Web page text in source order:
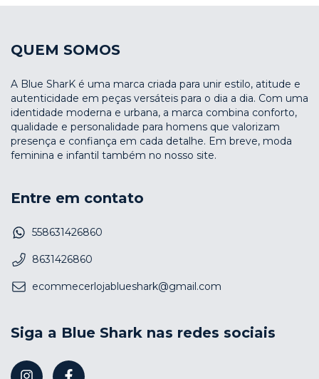
QUEM SOMOS
A Blue SharK é uma marca criada para unir estilo, atitude e
autenticidade em peças versáteis para o dia a dia. Com uma
identidade moderna e urbana, a marca combina conforto,
qualidade e personalidade para homens que valorizam
presença e confiança em cada detalhe. Em breve, moda
feminina e infantil também no nosso site.
Entre em contato
558631426860
8631426860
ecommecerlojablueshark@gmail.com
Siga a Blue Shark nas redes sociais